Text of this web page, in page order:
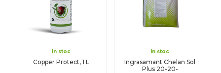
In stoc
Copper Protect, 1 L
In stoc
Ingrasamant Chelan Sol
Plus 20-20-